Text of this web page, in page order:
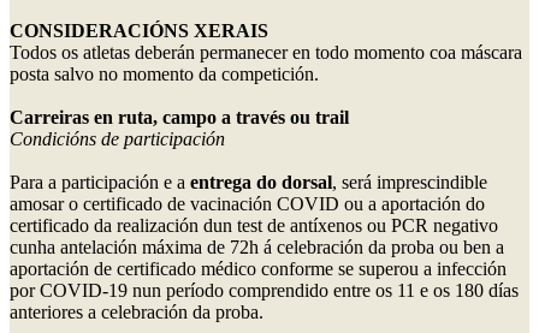
CONSIDERACIÓNS XERAIS
Todos os atletas deberán permanecer en todo momento coa máscara
posta salvo no momento da competición.
Carreiras en ruta, campo a través ou trail
Condicións de participación
Para a participación e a entrega do dorsal, será imprescindible
amosar o certificado de vacinación COVID ou a aportación do
certificado da realización dun test de antíxenos ou PCR negativo
cunha antelación máxima de 72h á celebración da proba ou ben a
aportación de certificado médico conforme se superou a infección
por COVID-19 nun período comprendido entre os 11 e os 180 días
anteriores a celebración da proba.